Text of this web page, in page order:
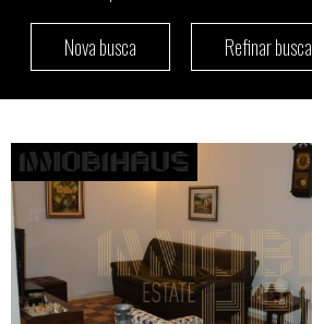
Nova busca Refinar busca